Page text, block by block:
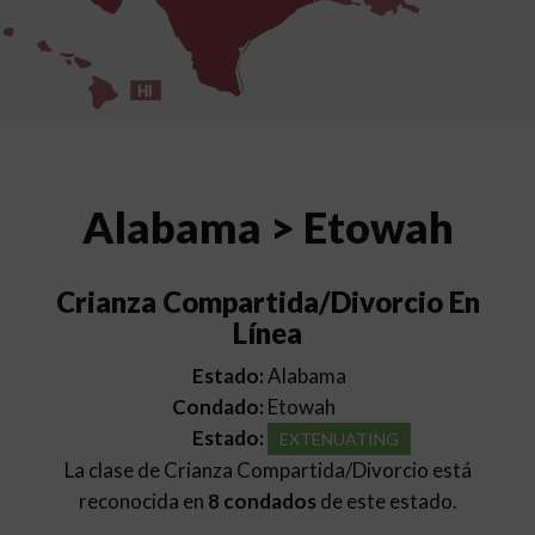
HI
Alabama > Etowah
Crianza Compartida/Divorcio En
Línea
Estado:Alabama
Condado: Etowah
Estado:
EXTENUATING
La clase de Crianza Compartida/Divorcio está
reconocida en 8 condadosde este estado.